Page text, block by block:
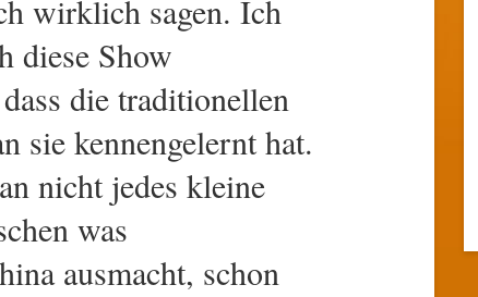
wirklich sagen. Ich
diese Show
die traditionellen
sie kennengelernt hat.
nicht jedes kleine
was
ausmacht, schon